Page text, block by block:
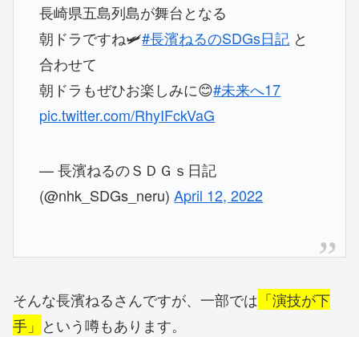
長崎県五島列島が舞台となる
朝ドラですね🛩#長濱ねるのSDGs日記 と
合わせて
朝ドラもぜひお楽しみに😊#未来へ17
pic.twitter.com/RhyIFckVaG
— 長濱ねるのＳＤＧｓ日記
(@nhk_SDGs_neru)April 12, 2022
そんな長濱ねるさんですが、一部では 「演技が下
手」 という噂もあります。